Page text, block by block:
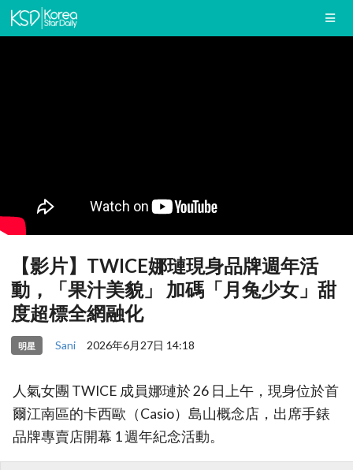
【影片】TWICE娜璉現身品牌週年活
動，「果汁美貌」 加碼「月兔少女」甜
度超標全網融化
明星 Sani 2026年6月27日 14:18
人氣女團 TWICE 成員娜璉於 26 日上午，現身位於首
爾江南區的卡西歐（Casio）島山概念店，出席手錶
品牌專賣店開幕 1 週年紀念活動。